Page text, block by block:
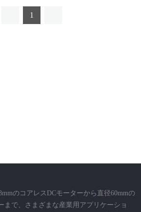
1
のコアレスDCモーターから直径60mmの
まで、さまざまな産業用アプリケーショ